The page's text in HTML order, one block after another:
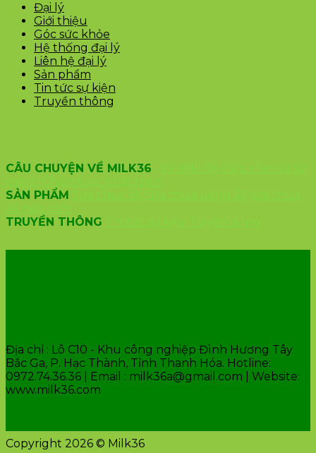
Đại lý
Giới thiệu
Góc sức khỏe
Hệ thống đại lý
Liên hệ đại lý
Sản phẩm
Tin tức sự kiện
Truyền thông
CÂU CHUYỆN VỀ MILK36
SẢN PHẨM
TRUYỀN THÔNG
Địa chỉ : Lô C10 - Khu công nghiệp Đình Hương Tây
Bắc Ga, P. Hạc Thành, Tỉnh Thanh Hóa. Hotline:
0972.74.36.36 | Email : milk36a@gmail.com | Website:
www.milk36.com
Copyright 2026 © Milk36